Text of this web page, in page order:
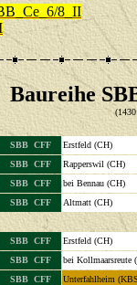
8_II
Baureihe
SBB CFF
Erstfeld (CH)
SBB CFF
Rapperswil (CH)
SBB CFF
bei Bennau (CH)
SBB CFF
Altmatt (CH)
SBB CFF
Erstfeld (CH)
SBB CFF
bei
SBB CFF
Unterfahlheim